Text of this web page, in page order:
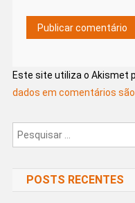
Este site utiliza o Akismet
dados em comentários
POSTS RECENTES